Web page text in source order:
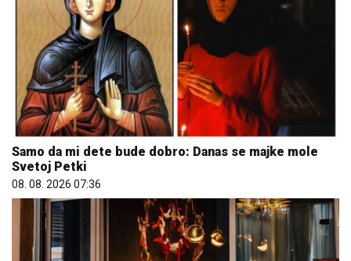
Samo da mi dete bude dobro: Danas se majke mole
Svetoj Petki
08. 08. 2026 07:36